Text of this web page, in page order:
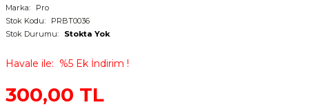
Marka
Pro
Stok Kodu
PRBT0036
Stok Durumu
Stokta Yok
Havale ile %5 Ek İndirim !
300,00 TL